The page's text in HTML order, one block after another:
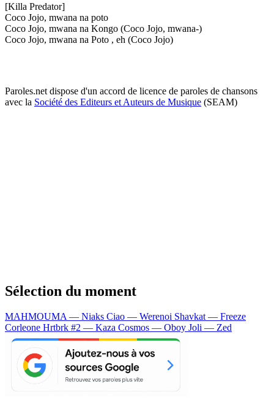
[Killa Predator]
Coco Jojo, mwana na poto
Coco Jojo, mwana na Kongo (Coco Jojo, mwana-)
Coco Jojo, mwana na Poto , eh (Coco Jojo)
Paroles.net dispose d'un accord de licence de paroles de chansons
avec la Société des Editeurs et Auteurs de Musique (SEAM)
Sélection du moment
MAHMOUMA — Niaks Ciao — Werenoi Shavkat — Freeze
Corleone Hrtbrk #2 — Kaza Cosmos — Oboy Joli — Zed